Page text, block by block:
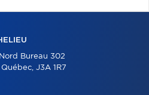
Bureau 302
J3A 1R7